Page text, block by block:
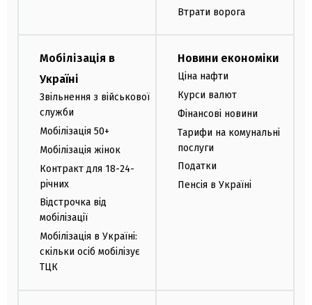
Втрати ворога
Мобілізація в
Україні
Звільнення з військової
служби
Мобілізація 50+
Мобілізація жінок
Контракт для 18-24-
річних
Відстрочка від
мобілізації
Мобілізація в Україні:
скільки осіб мобілізує
ТЦК
Новини економіки
Ціна нафти
Курси валют
Фінансові новини
Тарифи на комунальні
послуги
Податки
Пенсія в Україні